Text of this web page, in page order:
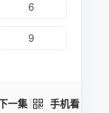
一集 手机看
6
9